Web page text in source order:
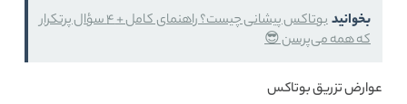
بخوانید
بوتاکس پیشانی چیست؟ راهنمای کامل + ۴ سؤال پرتکرار
که همه می‌پرسن 😎
عوارض تزریق بوتاکس